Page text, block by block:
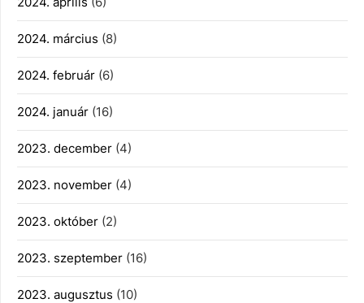
2024. március (8)
2024. február (6)
2024. január (16)
2023. december (4)
2023. november (4)
2023. október (2)
2023. szeptember (16)
2023. augusztus (10)